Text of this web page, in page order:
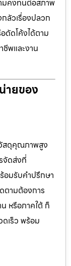
มคงทนต่อสภาพ
ลัวเรื่องปลวก
ดัดโค้งได้ตาม
ชีพและงาน
ายของ
วัสดุคุณภาพสูง
จัดส่งที่
อมรับคำปรึกษา
ตามต้องการ
หรือภาคใต้ ก็
ดเร็ว พร้อม